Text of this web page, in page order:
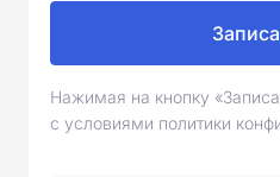
Нажимая на кнопку
с условиями политики